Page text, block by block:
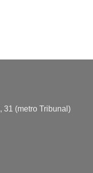
31 (metro Tribunal)